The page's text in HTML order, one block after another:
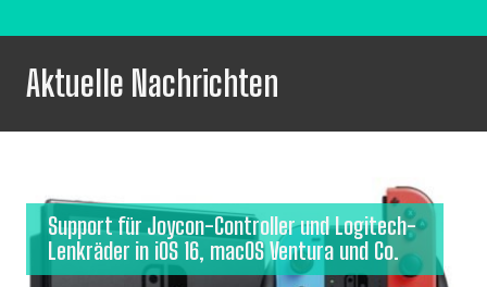
Aktuelle Nachrichten
Support für Joycon-Controller und Logitech-
Lenkräder in iOS 16, macOS Ventura und Co.